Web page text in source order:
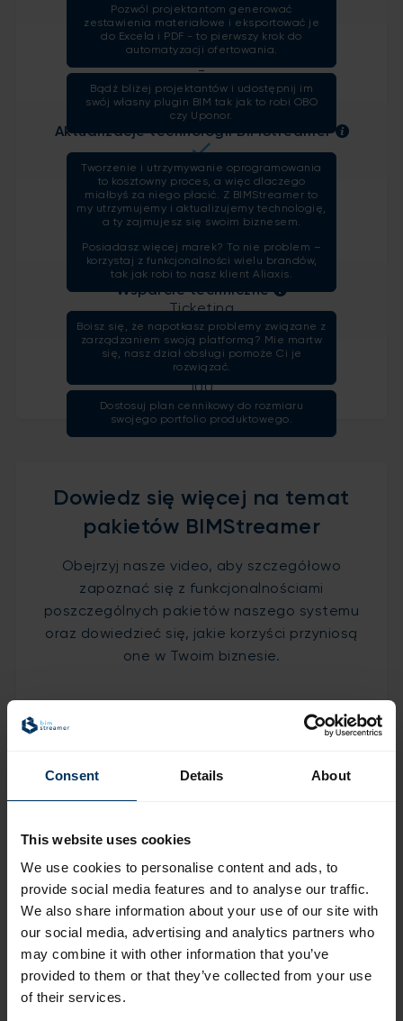
Consent Details About
This website uses cookies
We use cookies to personalise content and ads, to
provide social media features and to analyse our traffic.
We also share information about your use of our site with
our social media, advertising and analytics partners who
may combine it with other information that you’ve
provided to them or that they’ve collected from your use
of their services.
Pozwól projektantom generować
zestawienia materiałowe i eksportować je
do Excela i PDF - to pierwszy krok do
automatyzacji ofertowania.
Brandowany plugin Revit
Bądź bliżej projektantów i udostępnij im
swój własny plugin BIM tak jak to robi OBO
czy Uponor.
-
Aktualizacje technologii BIMStreamer
Tworzenie i utrzymywanie oprogramowania
to kosztowny proces, a więc dlaczego
miałbyś za niego płacić. Z BIMStreamer to
my utrzymujemy i aktualizujemy technologię,
a ty zajmujesz się swoim biznesem.
Brand limits
Posiadasz więcej marek? To nie problem –
korzystaj z funkcjonalności wielu brandów,
tak jak robi to nasz klient Aliaxis.
1
Wsparcie techniczne
Boisz się, że napotkasz problemy związane z
zarządzaniem swoją platformą? Mie martw
się, nasz dział obsługi pomoże Ci je
rozwiązać.
Ticketing
Ilość SKU/wariantów
Dostosuj plan cennikowy do rozmiaru
swojego portfolio produktowego.
100
Dowiedz się więcej na temat
pakietów BIMStreamer
Obejrzyj nasze video, aby szczegółowo
zapoznać się z funkcjonalnościami
poszczególnych pakietów naszego systemu
oraz dowiedzieć się, jakie korzyści przyniosą
one w Twoim biznesie.
braku zgody na pliki cookies.
Interesuje Cię wdrożenie
BIMStreamera?